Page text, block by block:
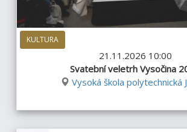
KULTURA
21.11.2026 10:00
Svatební veletrh Vysočina
Vysoká škola polytechnická